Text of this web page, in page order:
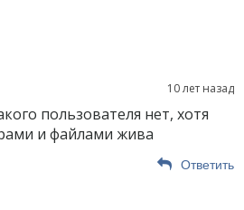
10 лет назад
пользователя нет, хотя
и файлами жива
Ответить